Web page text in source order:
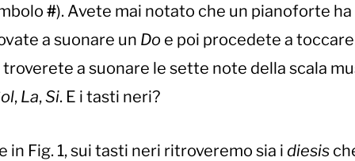
#). Avete mai notato che un pianoforte ha
a suonare un Do e poi procedete a
a suonare le sette note della scala
, La,Si. E i tasti neri?
Fig. 1, sui tasti neri ritroveremo sia i diesis